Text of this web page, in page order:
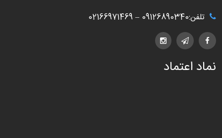
تلفن:09126890340 – 02166971469
نماد اعتماد